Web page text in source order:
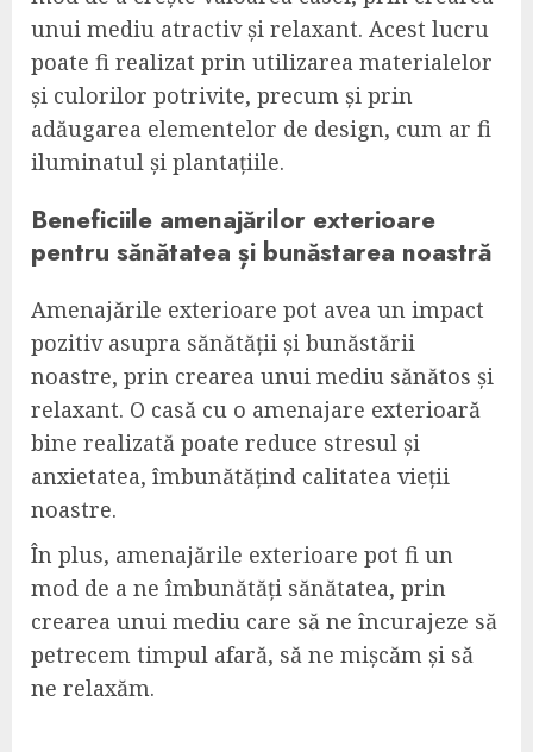
unui mediu atractiv și relaxant. Acest lucru
poate fi realizat prin utilizarea materialelor
și culorilor potrivite, precum și prin
adăugarea elementelor de design, cum ar fi
iluminatul și plantațiile.
Beneficiile amenajărilor exterioare
pentru sănătatea și bunăstarea noastră
Amenajările exterioare pot avea un impact
pozitiv asupra sănătății și bunăstării
noastre, prin crearea unui mediu sănătos și
relaxant. O casă cu o amenajare exterioară
bine realizată poate reduce stresul și
anxietatea, îmbunătățind calitatea vieții
noastre.
În plus, amenajările exterioare pot fi un
mod de a ne îmbunătăți sănătatea, prin
crearea unui mediu care să ne încurajeze să
petrecem timpul afară, să ne mișcăm și să
ne relaxăm.